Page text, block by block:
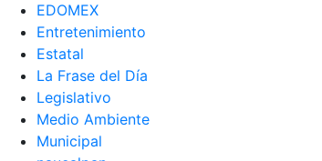
EDOMEX
Entretenimiento
Estatal
La Frase del Día
Legislativo
Medio Ambiente
Municipal